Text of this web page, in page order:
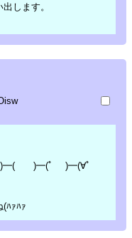
します。
ﾟ)━( )━(ﾟ )━(∀ﾟ
(ﾊｧﾊｧ